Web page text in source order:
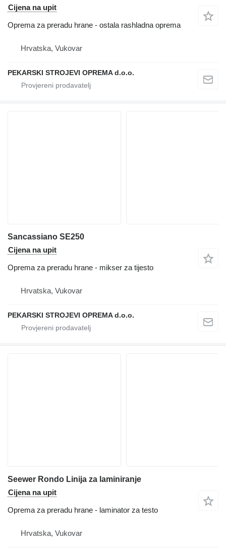
Cijena na upit
Oprema za preradu hrane - ostala rashladna oprema
Hrvatska, Vukovar
PEKARSKI STROJEVI OPREMA d.o.o.
Sancassiano SE250
Cijena na upit
Oprema za preradu hrane - mikser za tijesto
Hrvatska, Vukovar
PEKARSKI STROJEVI OPREMA d.o.o.
Seewer Rondo Linija za laminiranje
Cijena na upit
Oprema za preradu hrane - laminator za testo
Hrvatska, Vukovar